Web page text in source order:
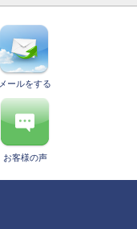
メールをする
お客様の声